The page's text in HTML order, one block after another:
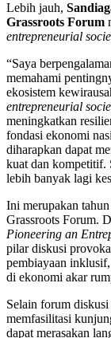
Lebih jauh,
Grassroots Forum
entrepreneurial
“Saya
memahami
ekosistem
entrepreneurial
meningkatkan
fondasi ekonomi
diharapkan dapat
kuat dan kompetitif.
lebih banyak lagi
Ini merupakan
Grassroots Forum.
Pioneering an
pilar diskusi
pembiayaan
di ekonomi akar
Selain forum
memfasilitasi
dapat merasakan